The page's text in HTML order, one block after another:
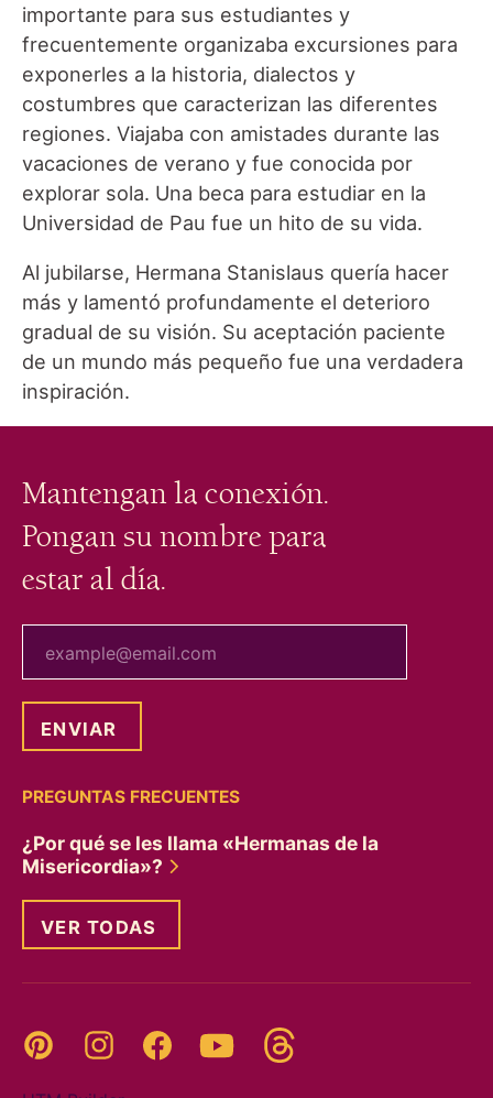
importante para sus estudiantes y
frecuentemente organizaba excursiones para
exponerles a la historia, dialectos y
costumbres que caracterizan las diferentes
regiones. Viajaba con amistades durante las
vacaciones de verano y fue conocida por
explorar sola. Una beca para estudiar en la
Universidad de Pau fue un hito de su vida.
Al jubilarse, Hermana Stanislaus quería hacer
más y lamentó profundamente el deterioro
gradual de su visión. Su aceptación paciente
de un mundo más pequeño fue una verdadera
inspiración.
Mantengan la conexión.
Pongan su nombre para
estar al día.
PREGUNTAS FRECUENTES
¿Por qué se les llama «Hermanas de la
Misericordia»?
VER TODAS
Pinterest InstagramFacebookYouTube